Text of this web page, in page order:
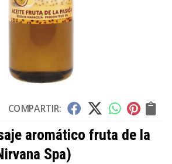
COMPARTIR:
aromático fruta de la
Spa)